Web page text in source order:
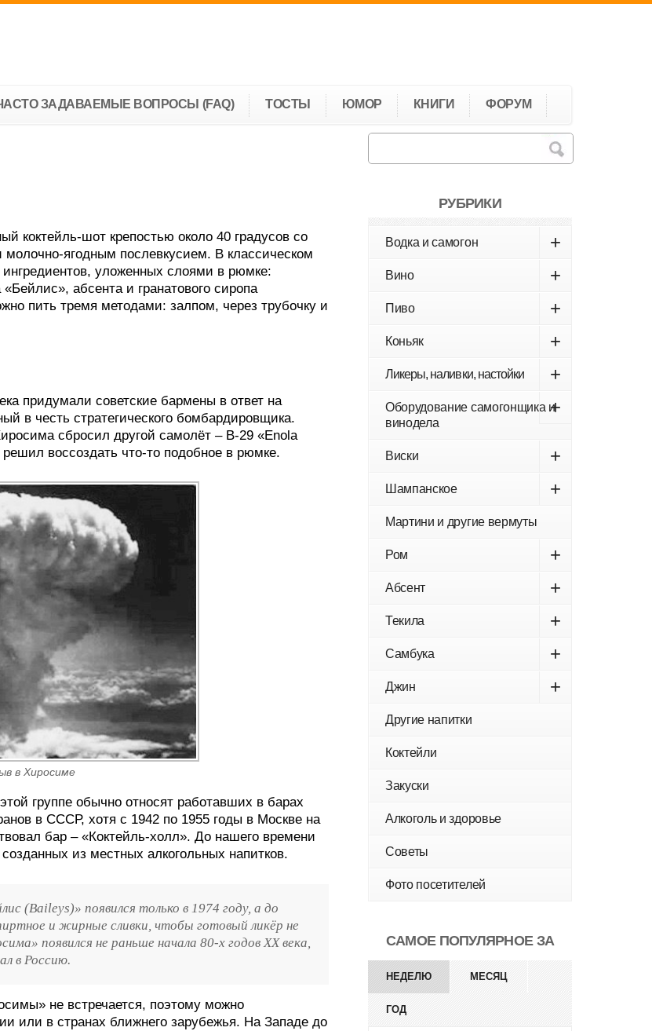
ЗАДАВАЕМЫЕ ВОПРОСЫ (FAQ) ТОСТЫ ЮМОР КНИГИ ФОРУМ
коктейль-шот крепостью около 40 градусов со
ягодным послевкусием. В классическом
ингредиентов, уложенных слоями в рюмке:
абсента и гранатового сиропа
пить тремя методами: залпом, через трубочку и
придумали советские бармены в ответ на
в честь стратегического бомбардировщика.
сбросил другой самолёт – B-29 «Enola
воссоздать что-то подобное в рюмке.
в Хиросиме
группе обычно относят работавших в барах
в СССР, хотя с 1942 по 1955 годы в Москве на
бар – «Коктейль-холл». До нашего времени
из местных алкогольных напитков.
(Baileys)» появился только в 1974 году, а до
и жирные сливки, чтобы готовый ликёр не
появился не раньше начала 80-х годов XX века,
в Россию.
не встречается, поэтому можно
или в странах ближнего зарубежья. На Западе до
РУБРИКИ
Водка и самогон +
Вино +
Пиво +
Коньяк +
Ликеры, наливки, настойки +
Оборудование самогонщика и
винодела
+
Виски +
Шампанское +
Мартини и другие вермуты
Ром +
Абсент +
Текила +
Самбука +
Джин +
Другие напитки
Коктейли
Закуски
Алкоголь и здоровье
Советы
Фото посетителей
САМОЕ ПОПУЛЯРНОЕ ЗА
НЕДЕЛЮ МЕСЯЦ
ГОД